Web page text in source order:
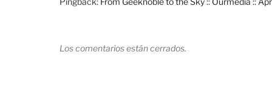
Los comentarios están cerrados.